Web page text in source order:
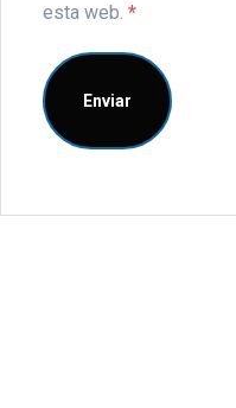
esta web. *